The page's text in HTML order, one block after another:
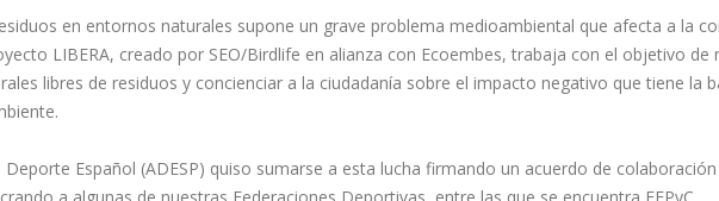
en entornos naturales supone un grave problema medioambiental que afecta a la
LIBERA, creado por SEO/Birdlife en alianza con Ecoembes, trabaja con el objetivo de
libres de residuos y concienciar a la ciudadanía sobre el impacto negativo que tiene la
Deporte Español (ADESP) quiso sumarse a esta lucha firmando un acuerdo de